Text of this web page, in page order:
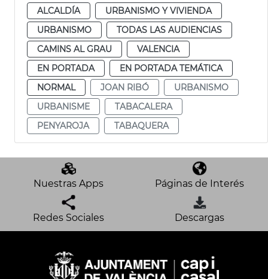
ALCALDÍA
URBANISMO Y VIVIENDA
URBANISMO
TODAS LAS AUDIENCIAS
CAMINS AL GRAU
VALENCIA
EN PORTADA
EN PORTADA TEMÁTICA
NORMAL
JOAN RIBÓ
URBANISMO
URBANISME
TABACALERA
PENYAROJA
TABAQUERA
Nuestras Apps Páginas de Interés
Redes Sociales Descargas